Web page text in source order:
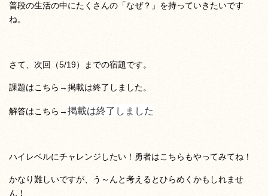
普段の生活の中にたくさんの「なぜ？」を持っていきたいです
ね。
さて、次回（5/19）までの宿題です。
課題はこちら→掲載は終了しました。
解答はこちら→掲載は終了しました
ハイレベルにチャレンジしたい！勇者はこちらもやってみてね！
かなり難しいですが、う～んと考えるとひらめくかもしれませ
ん！